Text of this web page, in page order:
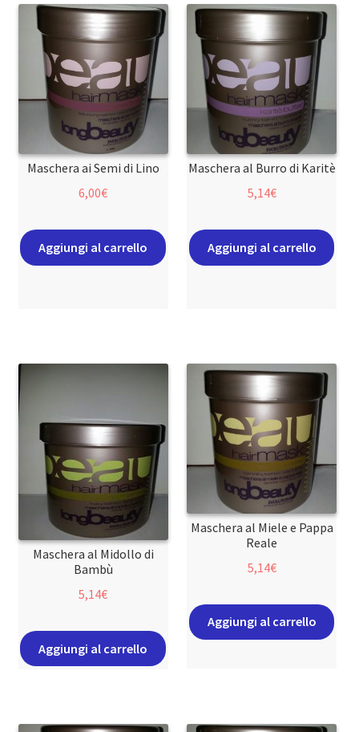
Maschera ai Semi di Lino
6,00€
Aggiungi al carrello
Maschera al Burro di Karitè
5,14€
Aggiungi al carrello
Maschera al Midollo di
Bambù
5,14€
Aggiungi al carrello
Maschera al Miele e Pappa
Reale
5,14€
Aggiungi al carrello